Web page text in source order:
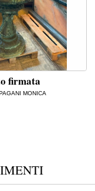
firmata
MONICA